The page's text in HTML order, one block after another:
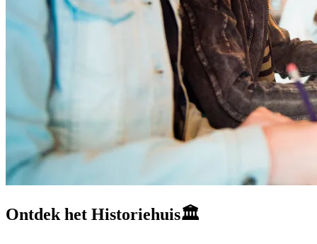
Ontdek het Historiehuis🏛️